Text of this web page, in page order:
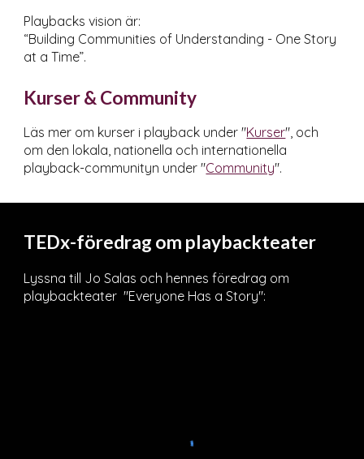
Playbacks vision är:
“Building Communities of Understanding - One Story
at a Time”.
Kurser & Community
Läs mer om kurser i playback under "Kurser", och
om den lokala, nationella och internationella
playback-communityn under "Community".
TEDx-föredrag om playbackteater
Lyssna till Jo Salas och hennes föredrag om
playbackteater "Everyone Has a Story":